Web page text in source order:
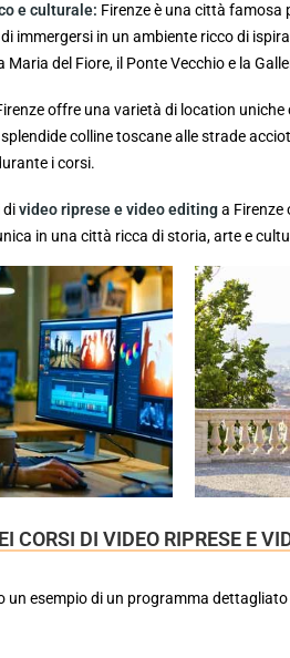
e culturale: Firenze è una città
immergersi in un ambiente ricco di
Maria del Fiore, il Ponte Vecchio e la
offre una varietà di location
colline toscane alle strade
i corsi.
divideo riprese e video editinga Firenze
in una città ricca di storia, arte e
CORSI DI VIDEO RIPRESE E
un esempio di un programma